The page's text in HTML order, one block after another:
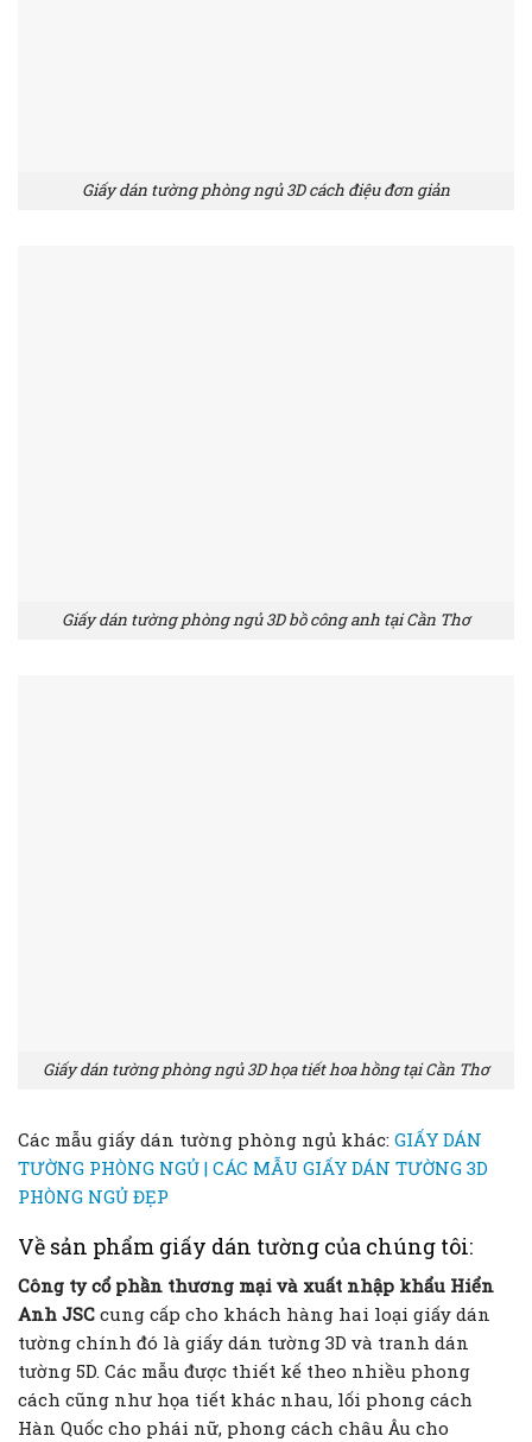
Giấy dán tường phòng ngủ 3D cách điệu đơn giản
Giấy dán tường phòng ngủ 3D bồ công anh tại Cần Thơ
Giấy dán tường phòng ngủ 3D họa tiết hoa hồng tại Cần Thơ
Các mẫu giấy dán tường phòng ngủ khác: GIẤY DÁN
TƯỜNG PHÒNG NGỦ | CÁC MẪU GIẤY DÁN TƯỜNG 3D
PHÒNG NGỦ ĐẸP
Về sản phẩm giấy dán tường của chúng tôi:
Công ty cổ phần thương mại và xuất nhập khẩu Hiển
Anh JSC cung cấp cho khách hàng hai loại giấy dán
tường chính đó là giấy dán tường 3D và tranh dán
tường 5D. Các mẫu được thiết kế theo nhiều phong
cách cũng như họa tiết khác nhau, lối phong cách
Hàn Quốc cho phái nữ, phong cách châu Âu cho